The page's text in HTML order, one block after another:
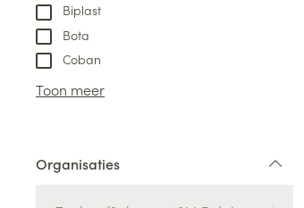
Biplast
Bota
Coban
Toon meer
Organisaties